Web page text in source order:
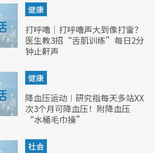
健康
打呼噜｜打呼噜声大到像打雷？
医生教3招“舌肌训练”每日2分
钟止鼾声
健康
降血压运动︱研究指每天多站XX
次3个月可降血压！附降血压
“水桶毛巾操”
社会